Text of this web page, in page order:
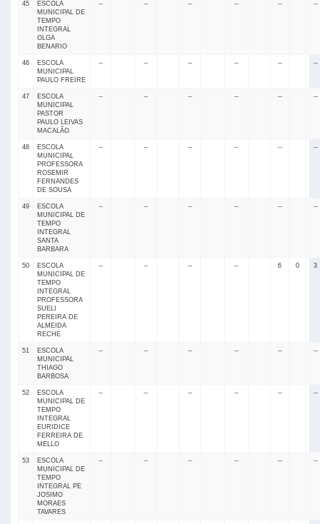
45
ESCOLA
MUNICIPAL DE
TEMPO
INTEGRAL
OLGA
BENARIO
-- -- -- -- -- --
46
ESCOLA
MUNICIPAL
PAULO FREIRE
-- -- -- -- -- --
47
ESCOLA
MUNICIPAL
PASTOR
PAULO LEIVAS
MACALÃO
-- -- -- -- -- --
48
ESCOLA
MUNICIPAL
PROFESSORA
ROSEMIR
FERNANDES
DE SOUSA
-- -- -- -- -- --
49
ESCOLA
MUNICIPAL DE
TEMPO
INTEGRAL
SANTA
BARBARA
-- -- -- -- -- --
50
ESCOLA
MUNICIPAL DE
TEMPO
INTEGRAL
PROFESSORA
SUELI
PEREIRA DE
ALMEIDA
RECHE
-- -- -- -- 6 0 3
51
ESCOLA
MUNICIPAL
THIAGO
BARBOSA
-- -- -- -- -- --
52
ESCOLA
MUNICIPAL DE
TEMPO
INTEGRAL
EURIDICE
FERREIRA DE
MELLO
-- -- -- -- -- --
53
ESCOLA
MUNICIPAL DE
TEMPO
INTEGRAL PE
JOSIMO
MORAES
TAVARES
-- -- -- -- -- --